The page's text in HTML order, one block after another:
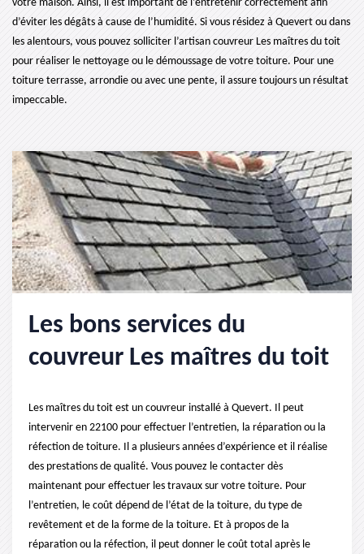
votre maison. Ainsi, il est important de l’entretenir correctement afin
d’éviter les dégâts à cause de l’humidité. Si vous résidez à Quevert ou dans
les alentours, vous pouvez solliciter l’artisan couvreur Les maîtres du toit
pour réaliser le nettoyage ou le démoussage de votre toiture. Pour une
toiture terrasse, arrondie ou avec une pente, il assure toujours un résultat
impeccable.
Les bons services du
couvreur Les maîtres du toit
Les maîtres du toit est un couvreur installé à Quevert. Il peut
intervenir en 22100 pour effectuer l’entretien, la réparation ou la
réfection de toiture. Il a plusieurs années d’expérience et il réalise
des prestations de qualité. Vous pouvez le contacter dès
maintenant pour effectuer les travaux sur votre toiture. Pour
l’entretien, le coût dépend de l’état de la toiture, du type de
revêtement et de la forme de la toiture. Et à propos de la
réparation ou la réfection, il peut donner le coût total après le